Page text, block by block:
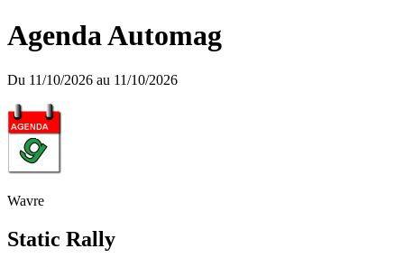
Agenda Automag
Du 11/10/2026 au 11/10/2026
Wavre
Static Rally